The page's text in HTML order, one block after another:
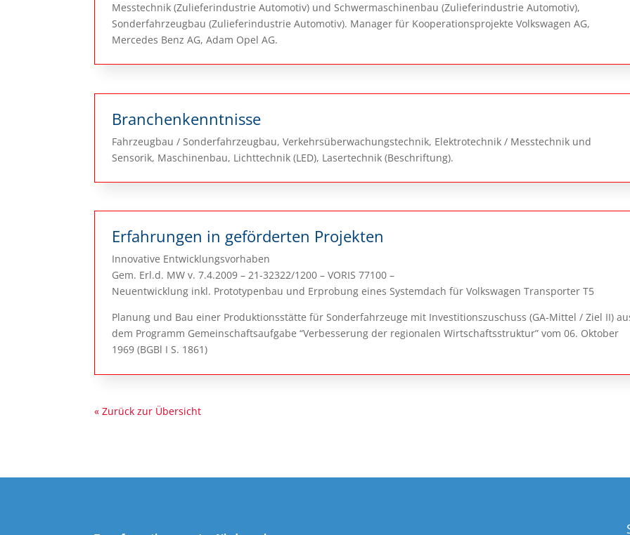
Messtechnik (Zulieferindustrie Automotiv) und Schwermaschinenbau (Zulieferindustrie Automotiv),
Sonderfahrzeugbau (Zulieferindustrie Automotiv). Manager für Kooperationsprojekte Volkswagen AG,
Mercedes Benz AG, Adam Opel AG.
Branchenkenntnisse
Fahrzeugbau / Sonderfahrzeugbau, Verkehrsüberwachungstechnik, Elektrotechnik / Messtechnik und
Sensorik, Maschinenbau, Lichttechnik (LED), Lasertechnik (Beschriftung).
Erfahrungen in geförderten Projekten
Innovative Entwicklungsvorhaben
Gem. Erl.d. MW v. 7.4.2009 – 21-32322/1200 – VORIS 77100 –
Neuentwicklung inkl. Prototypenbau und Erprobung eines Systemdach für Volkswagen Transporter T5
Planung und Bau einer Produktionsstätte für Sonderfahrzeuge mit Investitionszuschuss (GA-Mittel / Ziel II)
dem Programm Gemeinschaftsaufgabe “Verbesserung der regionalen Wirtschaftsstruktur” vom 06. Oktober
1969 (BGBl I S. 1861)
« Zurück zur Übersicht